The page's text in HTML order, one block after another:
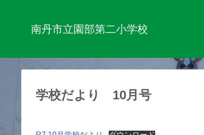
南丹市立園部第二小学校
学校だより 10月号